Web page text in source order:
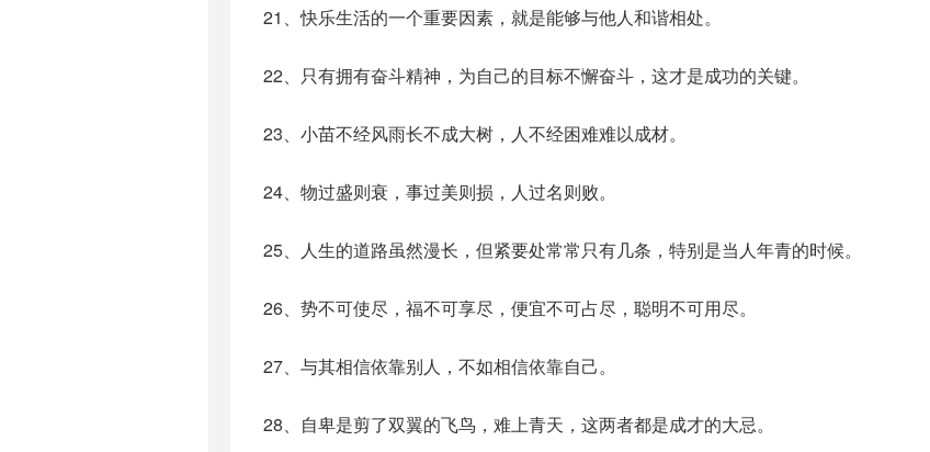
21、快乐生活的一个重要因素，就是能够与他人和谐相处。
22、只有拥有奋斗精神，为自己的目标不懈奋斗，这才是成功的关键。
23、小苗不经风雨长不成大树，人不经困难难以成材。
24、物过盛则衰，事过美则损，人过名则败。
25、人生的道路虽然漫长，但紧要处常常只有几条，特别是当人年青的时候。
26、势不可使尽，福不可享尽，便宜不可占尽，聪明不可用尽。
27、与其相信依靠别人，不如相信依靠自己。
28、自卑是剪了双翼的飞鸟，难上青天，这两者都是成才的大忌。